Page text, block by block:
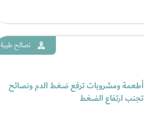
نصائح طبية
أطعمة ومشروبات ترفع ضغط الدم ونصائح
تجنب ارتفاع الضغط